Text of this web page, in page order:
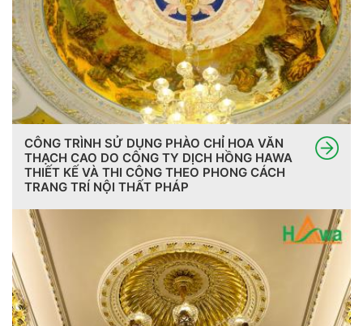
CÔNG TRÌNH SỬ DỤNG PHÀO CHỈ HOA VĂN
THẠCH CAO DO CÔNG TY DỊCH HỒNG HAWA
THIẾT KẾ VÀ THI CÔNG THEO PHONG CÁCH
TRANG TRÍ NỘI THẤT PHÁP